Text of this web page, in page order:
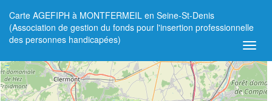
Carte AGEFIPH à MONTFERMEIL en Seine-St-Denis
(Association de gestion du fonds pour l'insertion professionnelle
des personnes handicapées)
+
−